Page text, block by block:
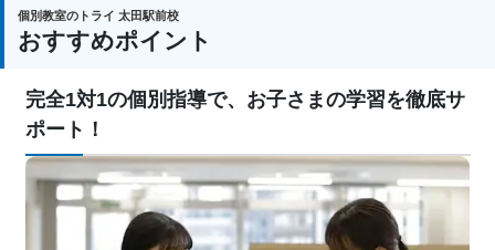
個別教室のトライ 太田駅前校
おすすめポイント
完全1対1の個別指導で、お子さまの学習を徹底サ
ポート！